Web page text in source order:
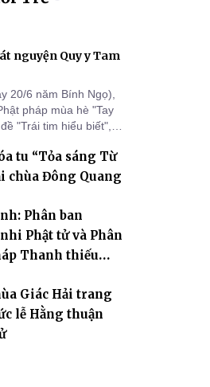
nguyện Quy y Tam
20/6 năm Bính Ngọ),
pháp mùa hè "Tay
"Trái tim hiểu biết",
cho hơn 60 tu sinh.
tu “Tỏa sáng Từ
chùa Đông Quang
Phân ban
Phật tử và Phân
Thanh thiếu
– 2027)
Giác Hải trang
lễ Hằng thuận